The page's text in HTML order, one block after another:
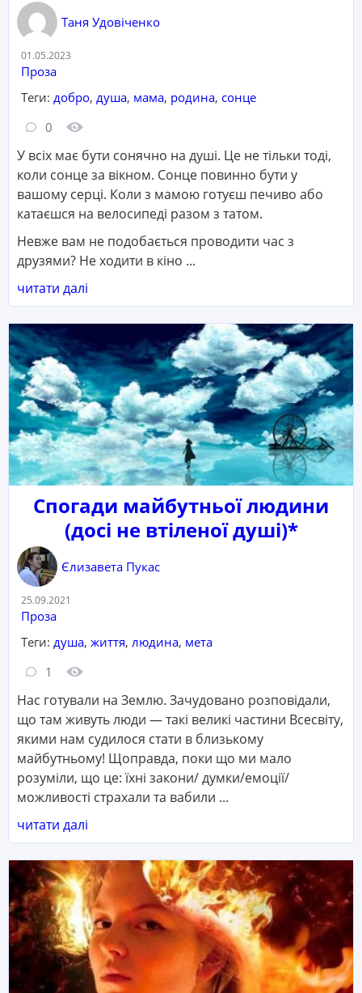
Таня Удовіченко
Дата:
01.05.2023
Категорія:
Проза
Теги: добро, душа, мама, родина, сонце
Кількість коментарів:
0 Кількість переглядів:
У всіх має бути сонячно на душі. Це не тільки тоді,
коли сонце за вікном. Сонце повинно бути у
вашому серці. Коли з мамою готуєш печиво або
катаєшся на велосипеді разом з татом.
Невже вам не подобається проводити час з
друзями? Не ходити в кіно ...
читати далі
Спогади майбутньої людини
(досі не втіленої душі)*
Єлизавета Пукас
Дата:
25.09.2021
Категорія:
Проза
Теги: душа, життя, людина, мета
Кількість коментарів:
1 Кількість переглядів:
Нас готували на Землю. Зачудовано розповідали,
що там живуть люди — такі великі частини Всесвіту,
якими нам судилося стати в близькому
майбутньому! Щоправда, поки що ми мало
розуміли, що це: їхні закони/ думки/емоції/
можливості страхали та вабили ...
читати далі